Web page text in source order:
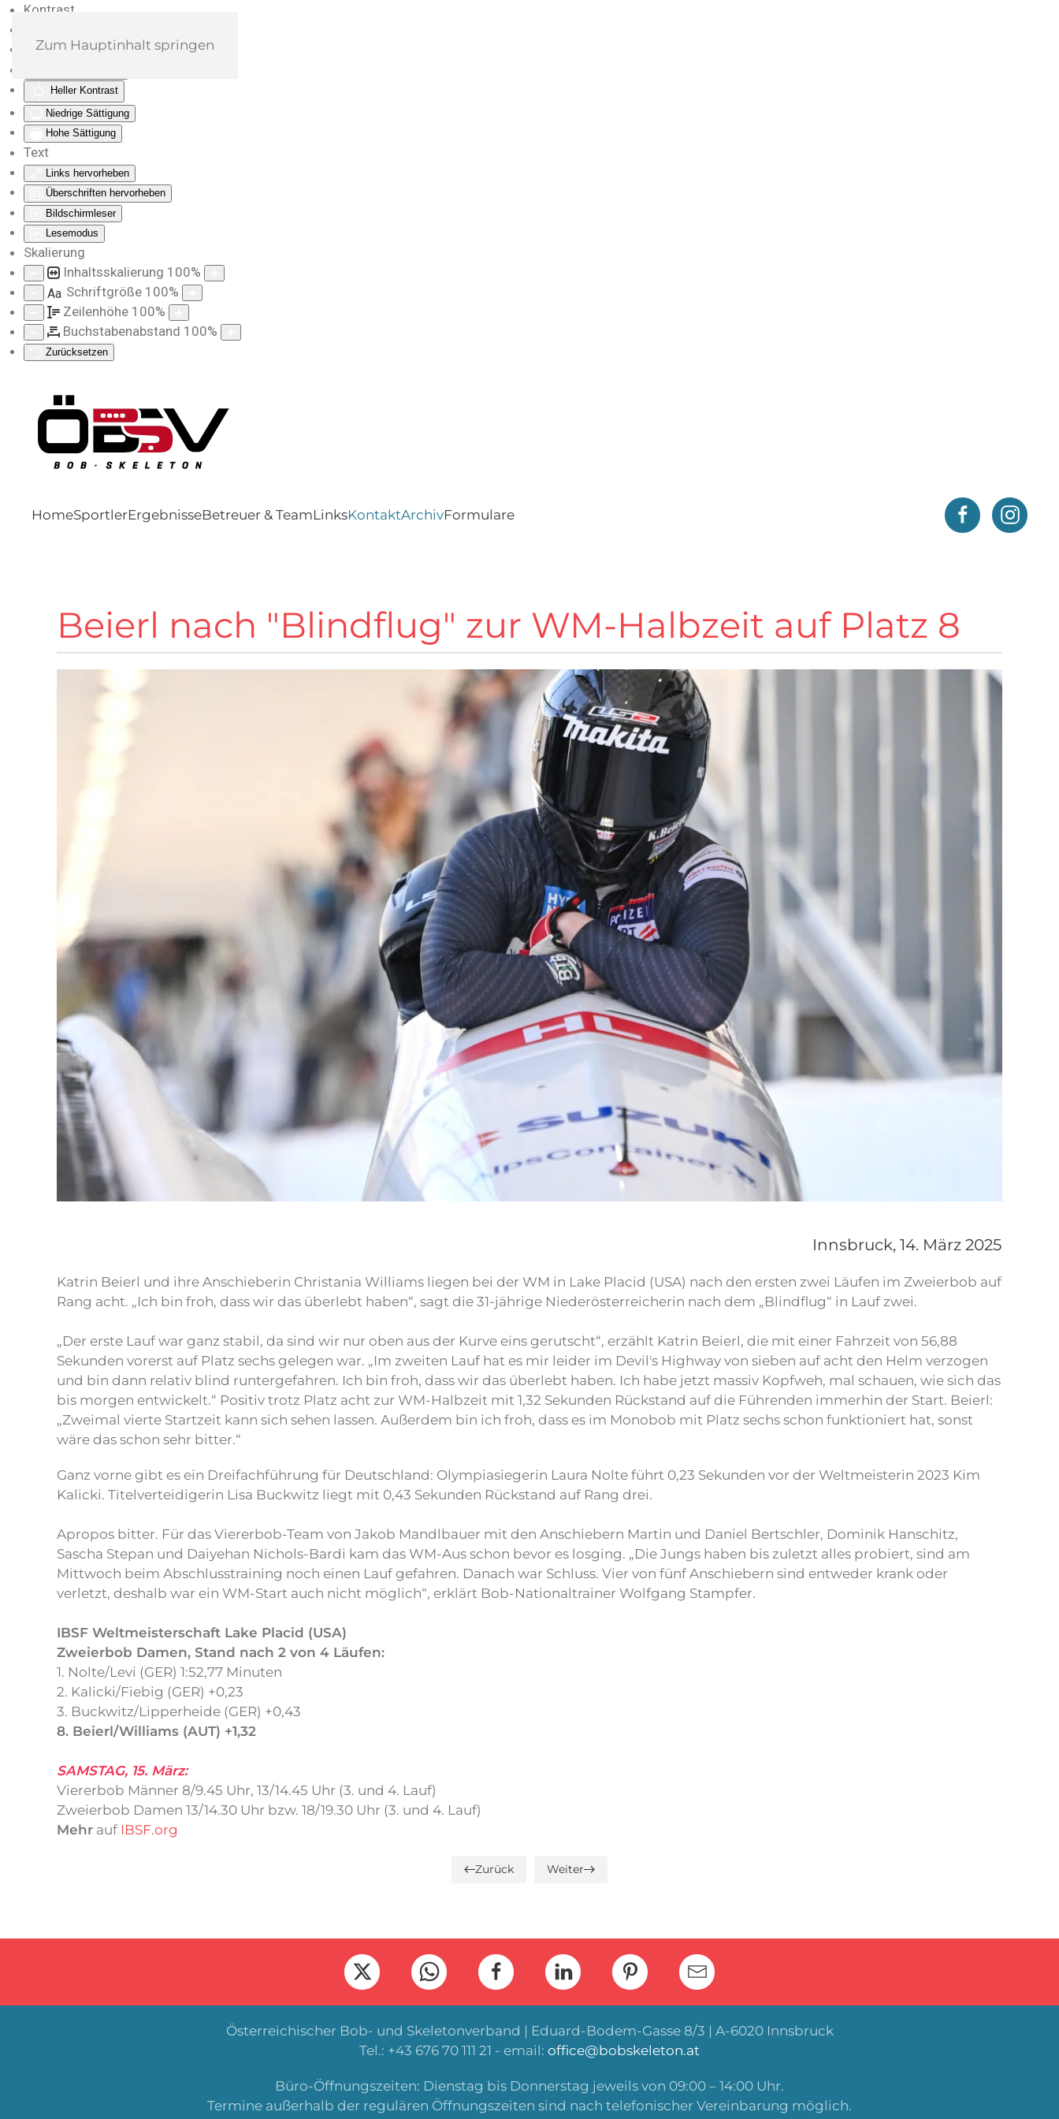
Kontrast
Monochrom
Heller Kontrast
Niedrige Sättigung
Hohe Sättigung
Text
Links hervorheben
Überschriften hervorheben
Bildschirmleser
Lesemodus
Skalierung
Inhaltsskalierung 100%
Aa Schriftgröße 100%
Zeilenhöhe 100%
Buchstabenabstand 100%
Zurücksetzen
Zum Hauptinhalt springen
HomeSportlerErgebnisseBetreuer & TeamLinksKontaktArchivFormulare
Beierl nach "Blindflug" zur WM-Halbzeit auf Platz 8
Innsbruck, 14. März 2025
Katrin Beierl und ihre Anschieberin Christania Williams liegen bei der WM in Lake Placid (USA) nach den ersten zwei Läufen im Zweierbob auf
Rang acht. „Ich bin froh, dass wir das überlebt haben“, sagt die 31-jährige Niederösterreicherin nach dem „Blindflug“ in Lauf zwei.
„Der erste Lauf war ganz stabil, da sind wir nur oben aus der Kurve eins gerutscht“, erzählt Katrin Beierl, die mit einer Fahrzeit von 56,88
Sekunden vorerst auf Platz sechs gelegen war. „Im zweiten Lauf hat es mir leider im Devil's Highway von sieben auf acht den Helm verzogen
und bin dann relativ blind runtergefahren. Ich bin froh, dass wir das überlebt haben. Ich habe jetzt massiv Kopfweh, mal schauen, wie sich das
bis morgen entwickelt.“ Positiv trotz Platz acht zur WM-Halbzeit mit 1,32 Sekunden Rückstand auf die Führenden immerhin der Start. Beierl:
„Zweimal vierte Startzeit kann sich sehen lassen. Außerdem bin ich froh, dass es im Monobob mit Platz sechs schon funktioniert hat, sonst
wäre das schon sehr bitter.“
Ganz vorne gibt es ein Dreifachführung für Deutschland: Olympiasiegerin Laura Nolte führt 0,23 Sekunden vor der Weltmeisterin 2023 Kim
Kalicki. Titelverteidigerin Lisa Buckwitz liegt mit 0,43 Sekunden Rückstand auf Rang drei.
Apropos bitter. Für das Viererbob-Team von Jakob Mandlbauer mit den Anschiebern Martin und Daniel Bertschler, Dominik Hanschitz,
Sascha Stepan und Daiyehan Nichols-Bardi kam das WM-Aus schon bevor es losging. „Die Jungs haben bis zuletzt alles probiert, sind am
Mittwoch beim Abschlusstraining noch einen Lauf gefahren. Danach war Schluss. Vier von fünf Anschiebern sind entweder krank oder
verletzt, deshalb war ein WM-Start auch nicht möglich“, erklärt Bob-Nationaltrainer Wolfgang Stampfer.
IBSF Weltmeisterschaft Lake Placid (USA)
Zweierbob Damen, Stand nach 2 von 4 Läufen:
1. Nolte/Levi (GER) 1:52,77 Minuten
2. Kalicki/Fiebig (GER) +0,23
3. Buckwitz/Lipperheide (GER) +0,43
8. Beierl/Williams (AUT) +1,32
SAMSTAG, 15. März:
Viererbob Männer 8/9.45 Uhr, 13/14.45 Uhr (3. und 4. Lauf)
Zweierbob Damen 13/14.30 Uhr bzw. 18/19.30 Uhr (3. und 4. Lauf)
Mehr auf IBSF.org
Zurück Weiter
Österreichischer Bob- und Skeletonverband | Eduard-Bodem-Gasse 8/3 | A-6020 Innsbruck
Tel.: +43 676 70 111 21 - email: office@bobskeleton.at
Büro-Öffnungszeiten: Dienstag bis Donnerstag jeweils von 09:00 – 14:00 Uhr.
Termine außerhalb der regulären Öffnungszeiten sind nach telefonischer Vereinbarung möglich.